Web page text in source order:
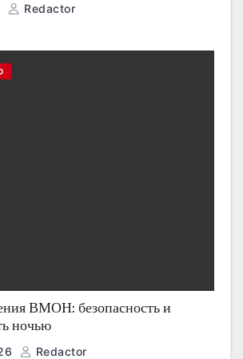
Redactor
ВМОН: безопасность и
ночью
Redactor